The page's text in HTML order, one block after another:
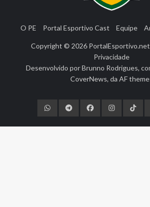
O PE Portal Esportivo Cast Equipe
Copyright © 2026 PortalEsportivo.net
Privacidade
Desenvolvido porBrunno Rodrigues,
CoverNews, da AF